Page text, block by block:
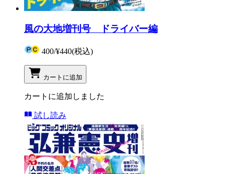
風の大地増刊号 ドライバー編
400/¥440(税込)
カートに追加
カートに追加しました
試し読み